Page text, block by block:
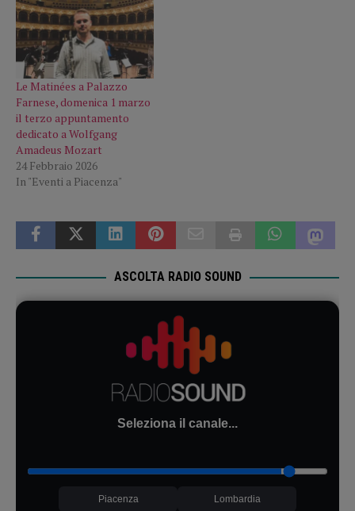
Le Matinées a Palazzo
Farnese, domenica 1 marzo
il terzo appuntamento
dedicato a Wolfgang
Amadeus Mozart
24 Febbraio 2026
In "Eventi a Piacenza"
ASCOLTA RADIO SOUND
Seleziona il canale...
Piacenza Lombardia